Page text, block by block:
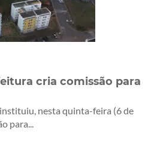
cria comissão para
nesta quinta-feira (6 de
para...